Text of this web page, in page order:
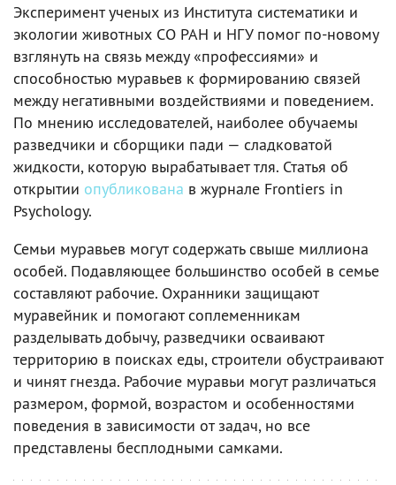
Эксперимент ученых из Института систематики и
экологии животных СО РАН и НГУ помог по-новому
взглянуть на связь между «профессиями» и
способностью муравьев к формированию связей
между негативными воздействиями и поведением.
По мнению исследователей, наиболее обучаемы
разведчики и сборщики пади — сладковатой
жидкости, которую вырабатывает тля. Статья об
открытии опубликована в журнале Frontiers in
Psychology.
Семьи муравьев могут содержать свыше миллиона
особей. Подавляющее большинство особей в семье
составляют рабочие. Охранники защищают
муравейник и помогают соплеменникам
разделывать добычу, разведчики осваивают
территорию в поисках еды, строители обустраивают
и чинят гнезда. Рабочие муравьи могут различаться
размером, формой, возрастом и особенностями
поведения в зависимости от задач, но все
представлены бесплодными самками.